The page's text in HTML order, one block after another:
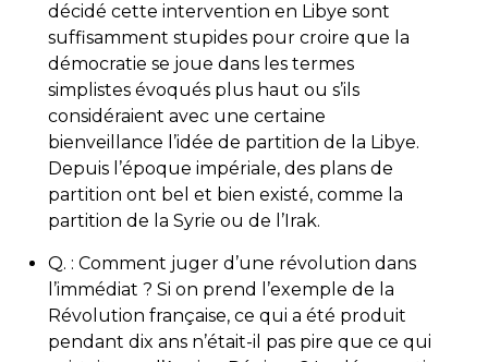
décidé cette intervention en Libye sont
suffisamment stupides pour croire que la
démocratie se joue dans les termes
simplistes évoqués plus haut ou s’ils
considéraient avec une certaine
bienveillance l’idée de partition de la Libye.
Depuis l’époque impériale, des plans de
partition ont bel et bien existé, comme la
partition de la Syrie ou de l’Irak.
Q. : Comment juger d’une révolution dans
l’immédiat ? Si on prend l’exemple de la
Révolution française, ce qui a été produit
pendant dix ans n’était-il pas pire que ce qui